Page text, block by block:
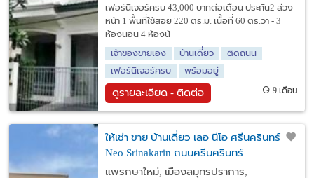
เฟอร์นิเจอร์ครบ 43,000 บาทต่อเดือน ประกัน2 ล่วง
หน้า 1 พื้นที่ใช้สอย 220 ตร.ม. เนื้อที่ 60 ตร.วา - 3
ห้องนอน 4 ห้องน้
เจ้าของขายเอง
บ้านเดี่ยว
ติดถนน
เฟอร์นิเจอร์ครบ
พร้อมอยู่
ดูรายละเอียด - ติดต่อ 9 เดือน
ให้เช่า ขาย บ้านเดี่ยว เลอ นีโอ ศรีนครินทร์ Le
Neo Srinakarin ถนนศรีนครินทร์
แพรกษาใหม่, เมืองสมุทรปราการ,